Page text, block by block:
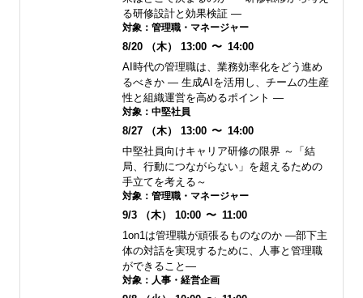
る研修設計と効果検証 ―
対象： 管理職・マネージャー
8/20 （木） 13:00 〜 14:00
AI時代の管理職は、業務効率化をどう進め
るべきか ― 生成AIを活用し、チームの生産
性と組織運営を高めるポイント ―
対象： 中堅社員
8/27 （木） 13:00 〜 14:00
中堅社員向けキャリア研修の限界 ～「結
局、行動につながらない」を超えるための
手立てを考える～
対象： 管理職・マネージャー
9/3 （木） 10:00 〜 11:00
1on1は管理職が頑張るものなのか ―部下主
体の対話を実現するために、人事と管理職
ができること―
対象： 人事・経営企画